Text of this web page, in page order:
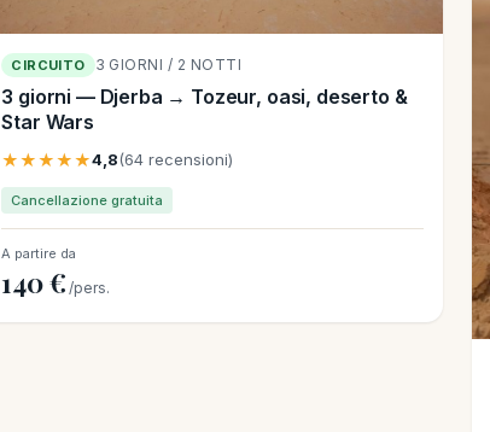
CIRCUITO 3 GIORNI / 2 NOTTI
3 giorni — Djerba → Tozeur, oasi, deserto &
Star Wars
★★★★★4,8(64 recensioni)
Cancellazione gratuita
A partire da
140 € /pers.